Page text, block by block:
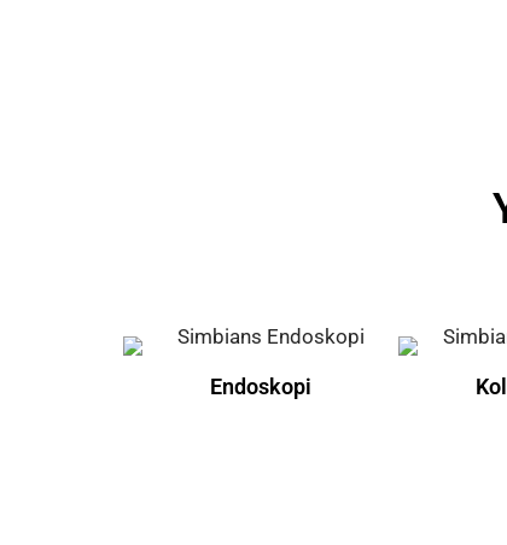
Endoskopi